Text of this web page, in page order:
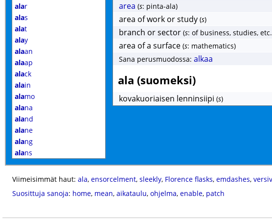
alar
alas
alat
alay
alaan
alaap
alack
alain
alamo
alana
aland
alane
alang
alans
area (s: pinta-ala)
area of work or study (s)
branch or sector (s: of business, studies,
area of a surface (s: mathematics)
Sana perusmuodossa: alkaa
ala (suomeksi)
kovakuoriaisen lenninsiipi (s)
Viimeisimmät haut: ala, ensorcelment, sleekly, Florence flasks, emdashes,
Suosittuja sanoja: home, mean, aikataulu, ohjelma, enable, patch